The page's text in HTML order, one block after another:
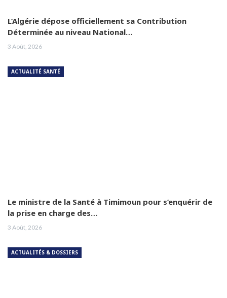
L’Algérie dépose officiellement sa Contribution
Déterminée au niveau National…
3 Août, 2026
ACTUALITÉ SANTÉ
Le ministre de la Santé à Timimoun pour s’enquérir de
la prise en charge des…
3 Août, 2026
ACTUALITÉS & DOSSIERS